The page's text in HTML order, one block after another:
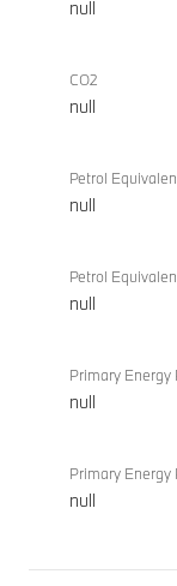
null
CO2
null
Petrol
null
Petrol
null
Primary Energy
null
Primary Energy
null